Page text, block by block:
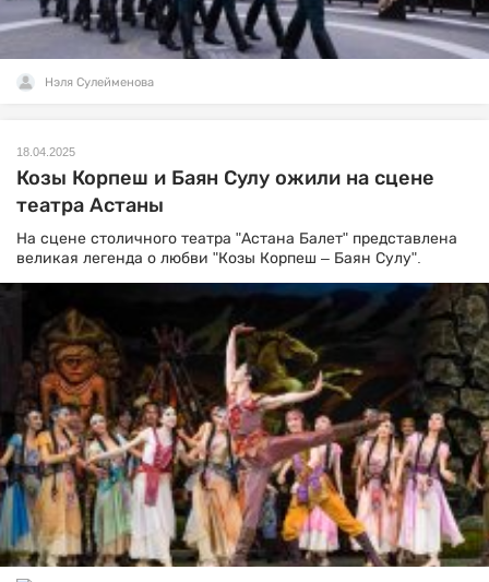
Нэля Сулейменова
18.04.2025
Козы Корпеш и Баян Сулу ожили на сцене
театра Астаны
На сцене столичного театра "Астана Балет" представлена
великая легенда о любви "Козы Корпеш – Баян Сулу".